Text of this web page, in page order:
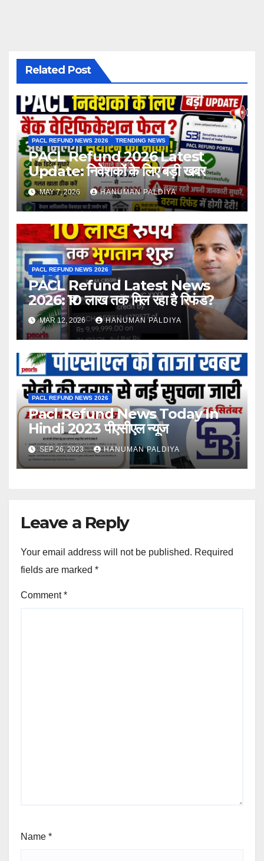
Related Post
PACL REFUND NEWS 2026 TRENDING NEWS
PACL Refund 2026 Latest
Update: निवेशकों के लिए बड़ी खबर
MAY 7, 2026 HANUMAN PALDIYA
PACL REFUND NEWS 2026
PACL Refund Latest News
2026: ₹10 लाख तक मिल रहा है रिफंड?
MAR 12, 2026 HANUMAN PALDIYA
PACL REFUND NEWS 2026
Pacl Refund News Today In
Hindi 2023 पीएसीएल न्यूज
SEP 26, 2023 HANUMAN PALDIYA
Leave a Reply
Your email address will not be published. Required
fields are marked *
Comment*
Name *